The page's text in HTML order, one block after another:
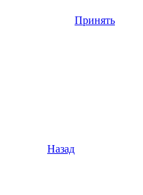
Принять
Назад